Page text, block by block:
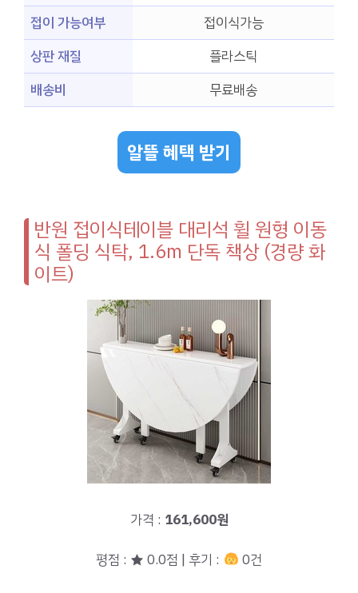
접이 가능여부
접이식가능
상판 재질
플라스틱
배송비
무료배송
알뜰 혜택 받기
반원 접이식테이블 대리석 휠 원형 이동
식 폴딩 식탁, 1.6m 단독 책상 (경량 화
이트)
가격 : 161,600원
평점 : ★ 0.0점 | 후기 : 0건